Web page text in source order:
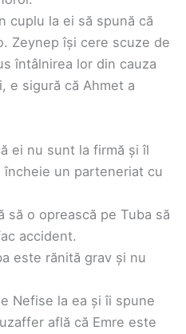
cuplu la ei să spună că
Zeynep își cere scuze de
întâlnirea lor din cauza
e sigură că Ahmet a
ei nu sunt la firmă și îl
un parteneriat cu
să o oprească pe Tuba să
accident.
este rănită grav și nu
Nefise la ea și îi spune
află că Emre este